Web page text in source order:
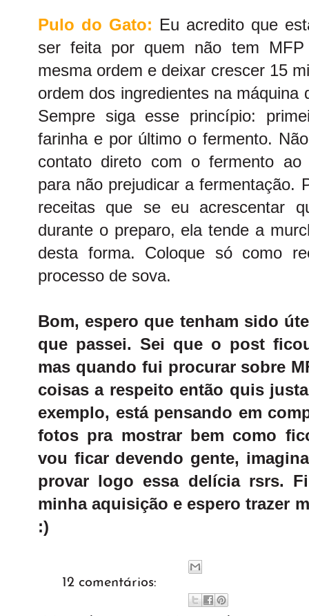
Pulo do Gato: Eu acredito que
ser feita por quem não tem
mesma ordem e deixar crescer 15
ordem dos ingredientes na máquina
Sempre siga esse princípio:
farinha e por último o fermento.
contato direto com o fermento ao
para não prejudicar a fermentação.
receitas que se eu acrescentar
durante o preparo, ela tende a
desta forma. Coloque só como
processo de sova.
Bom, espero que tenham sido
que passei. Sei que o post
mas quando fui procurar sobre
coisas a respeito então quis
exemplo, está pensando em
fotos pra mostrar bem como
vou ficar devendo gente,
provar logo essa delícia rsrs.
minha aquisição e espero trazer
:)
12 comentários: